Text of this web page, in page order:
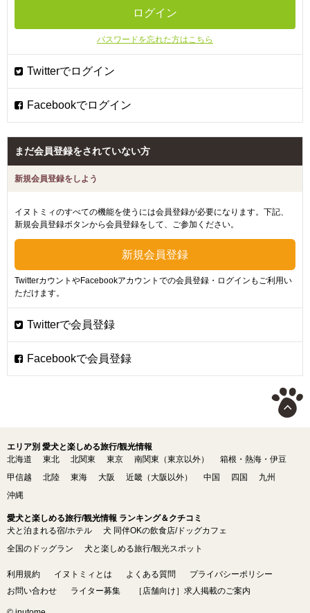
パスワードを忘れた方はこちら
まだ会員登録をされていない方
新規会員登録をしよう
イヌトミィのすべての機能を使うには会員登録が必要になります。下記、
新規会員登録ボタンから会員登録をして、ご参加ください。
TwitterカウントやFacebookアカウントでの会員登録・ログインもご利用い
ただけます。
エリア別 愛犬と楽しめる旅行/観光情報
北海道
東北 北関東 東京 南関東（東京以外）
箱根・熱海・伊豆
甲信越
北陸 東海 大阪 近畿（大阪以外） 中国 四国
九州
沖縄
愛犬と楽しめる旅行/観光情報 ランキング＆クチコミ
犬と泊まれる宿/ホテル
犬 同伴OKの飲食店/ドッグカフェ
全国のドッグラン
犬と楽しめる旅行/観光スポット
利用規約 イヌトミィとは よくある質問
プライバシーポリシー
お問い合わせ
ライター募集 ［店舗向け］求人掲載のご案内